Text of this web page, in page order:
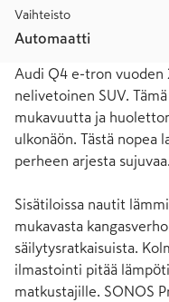
Vaihteisto
Automaatti
Audi Q4 e-tron vuoden
nelivetoinen SUV.
mukavuutta ja
ulkonäön. Tästä nopea
perheen arjesta sujuvaa.
Sisätiloissa nautit
mukavasta
säilytysratkaisuista.
ilmastointi pitää
matkustajille. SONOS